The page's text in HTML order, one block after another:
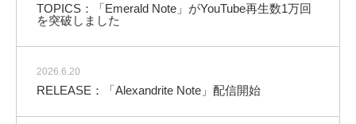
TOPICS：「Emerald Note」がYouTube再生数1万回
を突破しました
2026.6.20
RELEASE：「Alexandrite Note」配信開始